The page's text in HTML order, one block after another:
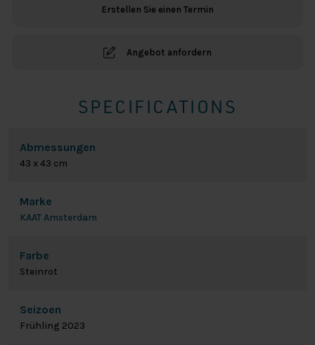
Erstellen Sie einen Termin
Angebot anfordern
SPECIFICATIONS
Abmessungen
43 x 43 cm
Marke
KAAT Amsterdam
Farbe
Steinrot
Seizoen
Frühling 2023